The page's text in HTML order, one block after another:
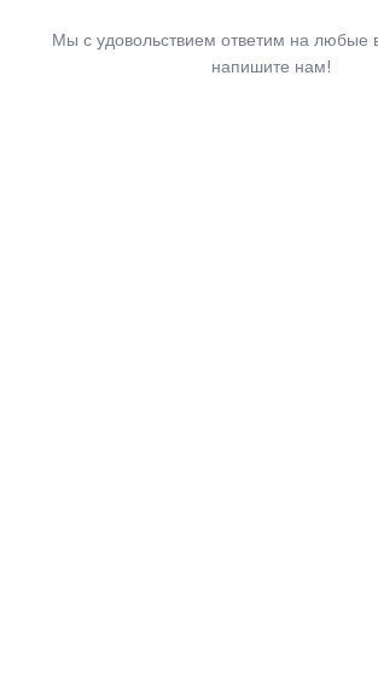
Мы с удовольствием ответим на любые
напишите нам!